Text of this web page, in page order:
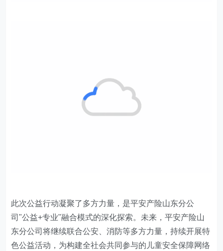
此次公益行动凝聚了多方力量 ， 是平安产险山东分公
司"公益+专业"融合模式的深化探索。未来，平安产险山
东分公司将继续联合公安、消防等多方力量，持续开展特
色公益活动，为构建全社会共同参与的儿童安全保障网络